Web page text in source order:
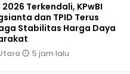
Terkendali, KPwBI
dan TPID Terus
Stabilitas Harga Daya
5 jam lalu